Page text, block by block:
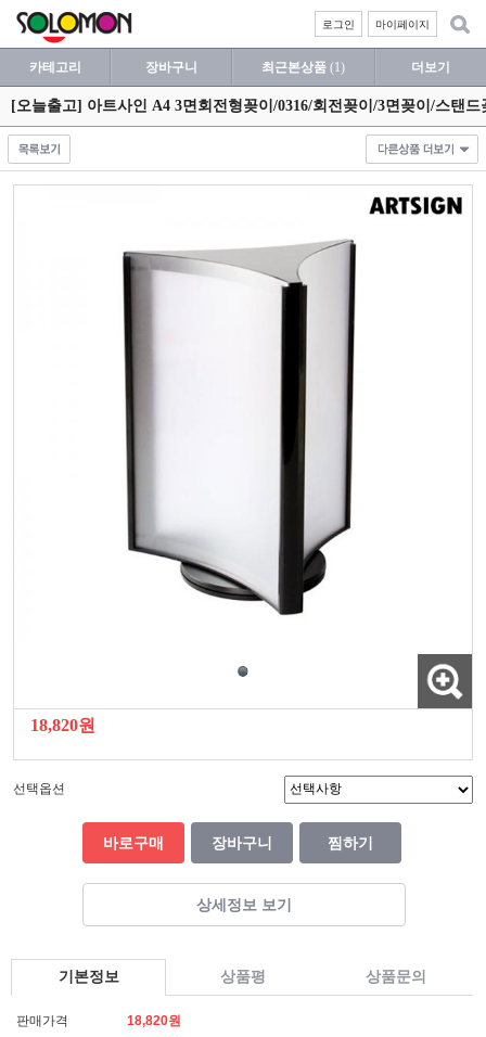
마이페이지
로그인
카테고리 장바구니 최근본상품 (1) 더보기
[오늘출고] 아트사인 A4 3면회전형꽂이/0316/회전꽂이/3면꽂이/스탠
18,820원
선택옵션
바로구매 장바구니 찜하기
상세정보 보기
기본정보 상품평 상품문의
판매가격
18,820원